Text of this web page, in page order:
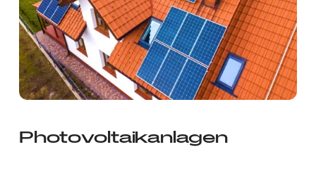
Photovoltaikanlagen